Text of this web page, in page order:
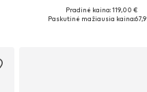
Galimi dydžiai: 36, 37, 39, 40,
Pradinė kaina: 119,00 €
Paskutinė mažiausia kaina: